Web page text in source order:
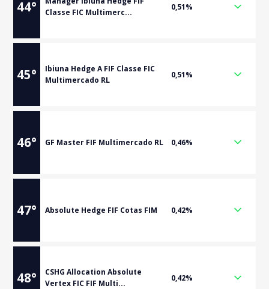
44°
Classe FIC Multimerc...
0,51%
45°
Ibiuna Hedge A FIF Classe FIC
Multimercado RL
0,51%
46° GF Master FIF Multimercado RL 0,46%
47° Absolute Hedge FIF Cotas FIM 0,42%
48°
CSHG Allocation Absolute
Vertex FIC FIF Multi...
0,42%